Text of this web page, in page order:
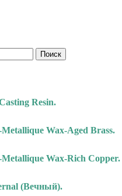
Resin.
Wax-Aged Brass.
Wax-Rich Copper.
(Вечный).